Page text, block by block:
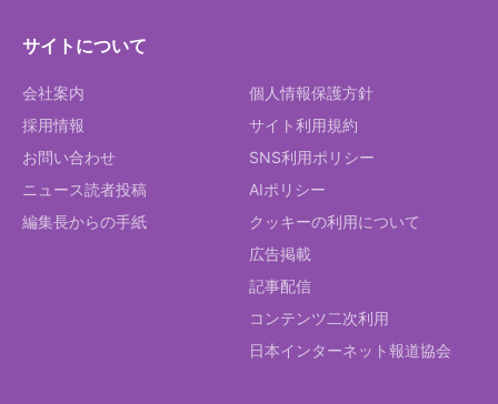
サイトについて
会社案内
採用情報
お問い合わせ
ニュース読者投稿
編集長からの手紙
個人情報保護方針
サイト利用規約
SNS利用ポリシー
AIポリシー
クッキーの利用について
広告掲載
記事配信
コンテンツ二次利用
日本インターネット報道協会